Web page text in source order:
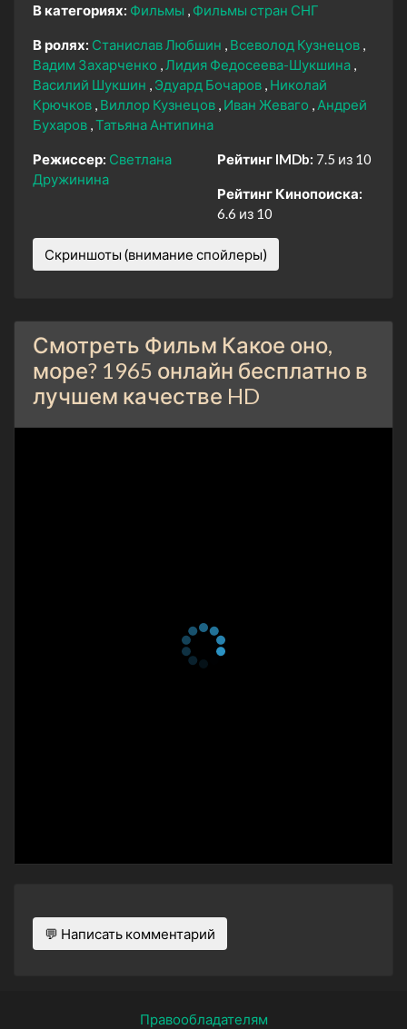
В категориях: Фильмы Фильмы стран СНГ
В ролях: Станислав Любшин
Всеволод Кузнецов
Вадим Захарченко
Лидия Федосеева-Шукшина
Василий Шукшин
Эдуард Бочаров Николай
Крючков Виллор Кузнецов Иван Жеваго
Андрей
Бухаров Татьяна Антипина
Режиссер: Светлана
Дружинина
Рейтинг IMDb: 7.5 из 10
Рейтинг Кинопоиска:
6.6 из 10
Скриншоты (внимание спойлеры)
Смотреть Фильм Какое оно,
море? 1965 онлайн бесплатно в
лучшем качестве HD
💬 Написать комментарий
Правообладателям